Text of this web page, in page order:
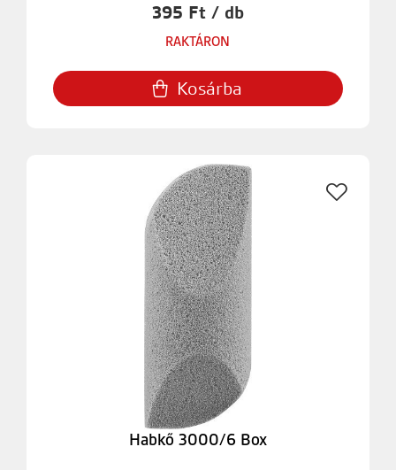
395 Ft / db
RAKTÁRON
Kosárba
Habkő 3000/6 Box